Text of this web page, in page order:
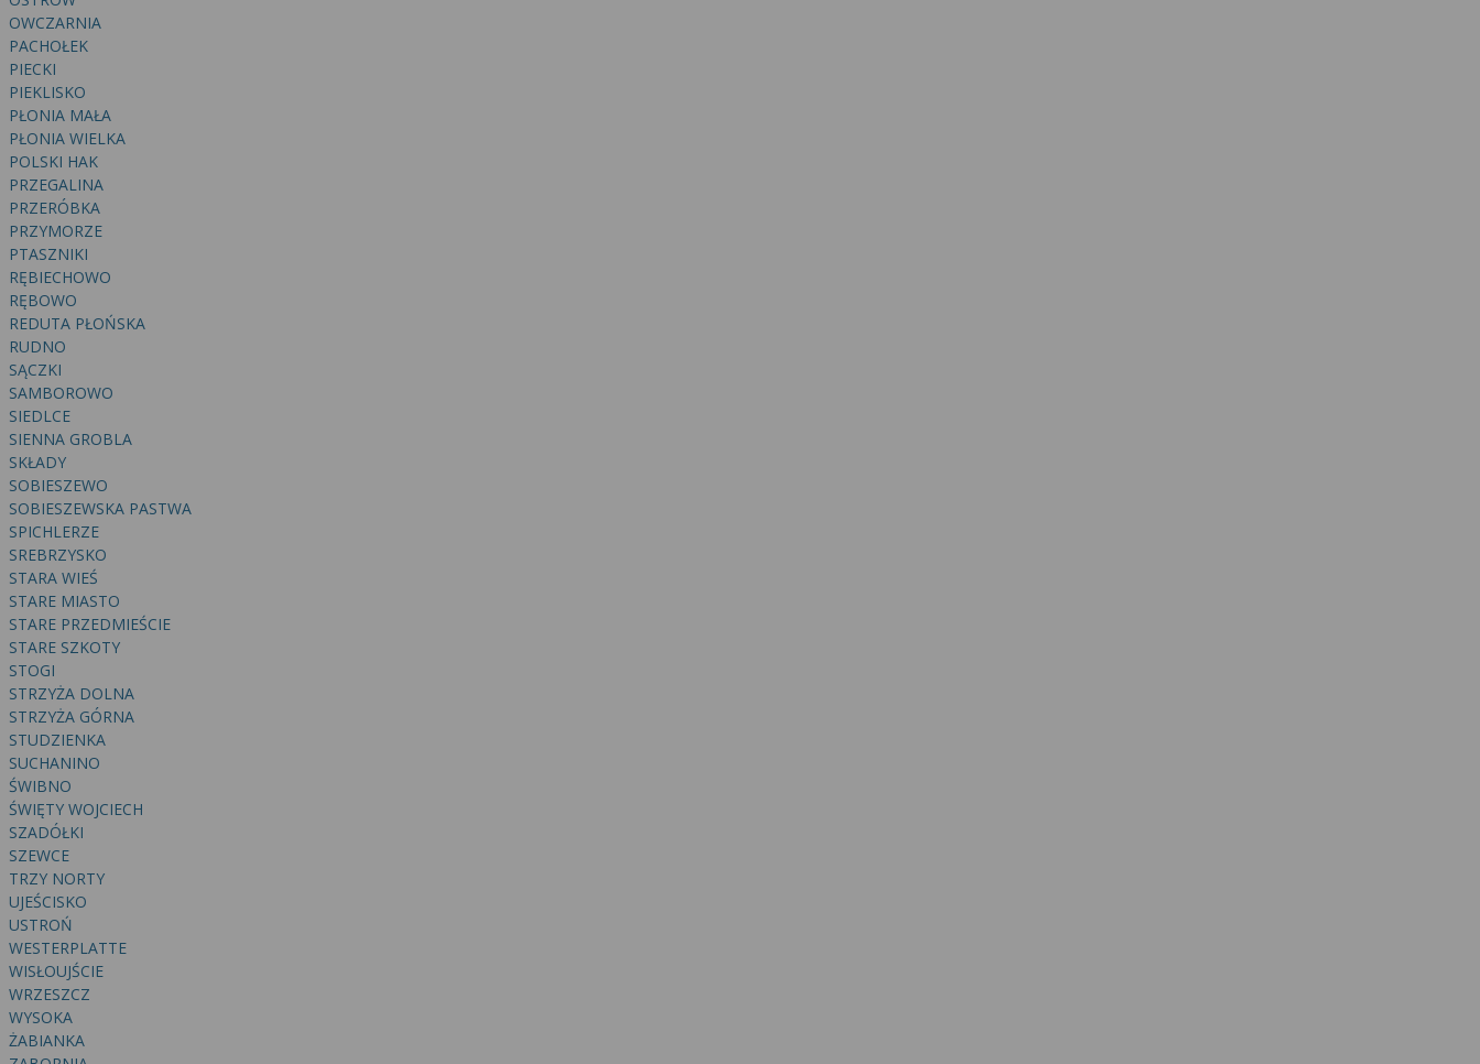
OWCZARNIA
PACHOŁEK
PIECKI
PIEKLISKO
PŁONIA MAŁA
PŁONIA WIELKA
POLSKI HAK
PRZEGALINA
PRZERÓBKA
PRZYMORZE
PTASZNIKI
RĘBIECHOWO
RĘBOWO
REDUTA PŁOŃSKA
RUDNO
SĄCZKI
SAMBOROWO
SIEDLCE
SIENNA GROBLA
SKŁADY
SOBIESZEWO
SOBIESZEWSKA PASTWA
SPICHLERZE
SREBRZYSKO
STARA WIEŚ
STARE MIASTO
STARE PRZEDMIEŚCIE
STARE SZKOTY
STOGI
STRZYŻA DOLNA
STRZYŻA GÓRNA
STUDZIENKA
SUCHANINO
ŚWIBNO
ŚWIĘTY WOJCIECH
SZADÓŁKI
SZEWCE
TRZY NORTY
UJEŚCISKO
USTROŃ
WESTERPLATTE
WISŁOUJŚCIE
WRZESZCZ
WYSOKA
ŻABIANKA